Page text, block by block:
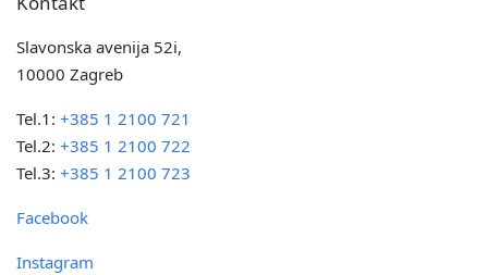
Slavonska avenija 52i,
10000 Zagreb
Tel.1:+385 1 2100 721
Tel.2:+385 1 2100 722
Tel.3:+385 1 2100 723
Facebook
Instagram